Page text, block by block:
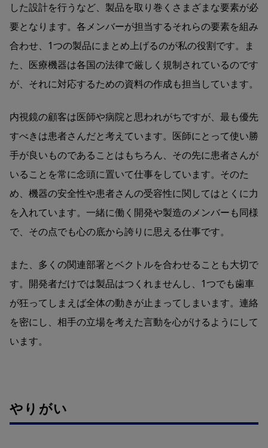
した設計を行うなど、製品を取り巻くさまざまな要素が必
要となります。各メンバーが担当するそれらの要素を組み
合わせ、1つの製品にまとめ上げるのが私の役割です。ま
た、医療機器は各国の法律で厳しく規制されているのです
が、それに対応するための資料の作成も担当しています。
内視鏡の顧客は医師や病院と思われがちですが、最も優先
すべきは患者さんだと考えています。医師にとって使い勝
手が良いものであることはもちろん、その先に患者さんが
いることを常に念頭に置いて仕事をしています。そのた
め、機器の安全性や患者さんの受容性に関してはとくに力
を入れています。一緒に働く開発や製造のメンバーも同様
で、その点でも心の底から誇りに思える仕事です。
また、多くの関連部署とベクトルを合わせることも大切で
す。開発者だけでは製品はつくれませんし、1つでも歯車
が狂ってしまえば全体の動きが止まってしまいます。連絡
を密にし、相手の立場を考えた言動を心がけるようにして
います。
やりがい